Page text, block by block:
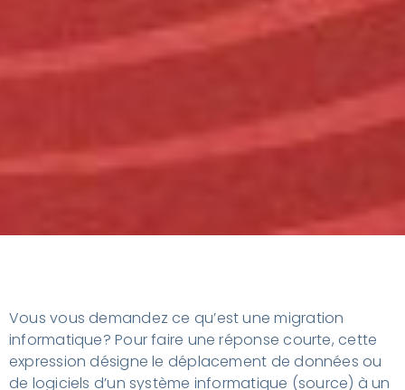
Vous vous demandez ce qu’est une migration
informatique? Pour faire une réponse courte, cette
expression désigne le déplacement de données ou
de logiciels d’un système informatique (source) à un